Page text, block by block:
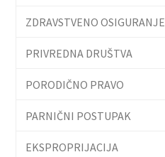
ZDRAVSTVENO OSIGURANJE
PRIVREDNA DRUŠTVA
PORODIČNO PRAVO
PARNIČNI POSTUPAK
EKSPROPRIJACIJA